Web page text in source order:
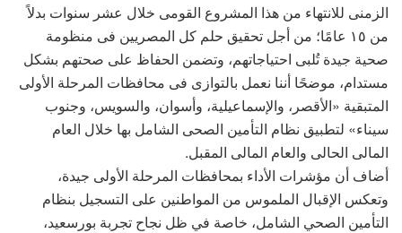
الزمنى للانتهاء من هذا المشروع القومى خلال عشر سنوات بدلاً
من ١٥ عامًا؛ من أجل تحقيق حلم كل المصريين فى منظومة
صحية جيدة تُلبى احتياجاتهم، وتضمن الحفاظ على صحتهم بشكل
مستدام، موضحًا أننا نعمل بالتوازى فى محافظات المرحلة الأولى
المتبقية «الأقصر، والإسماعيلية، وأسوان، والسويس، وجنوب
سيناء» لتطبيق نظام التأمين الصحى الشامل بها خلال العام
المالى الحالى والعام المالى المقبل.
أضاف أن مؤشرات الأداء بمحافظات المرحلة الأولى جيدة،
وتعكس الإقبال الملموس من المواطنين على التسجيل بنظام
التأمين الصحي الشامل، خاصة في ظل نجاح تجربة بورسعيد،